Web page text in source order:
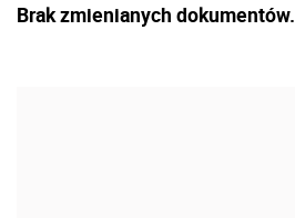
Brak zmienianych dokumentów.